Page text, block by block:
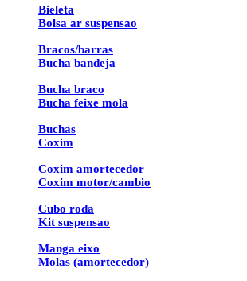
Bieleta
Bolsa ar suspensao
Bracos/barras
Bucha bandeja
Bucha braco
Bucha feixe mola
Buchas
Coxim
Coxim amortecedor
Coxim motor/cambio
Cubo roda
Kit suspensao
Manga eixo
Molas (amortecedor)